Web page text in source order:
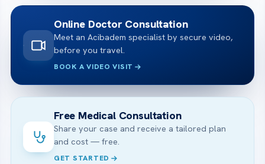
Online Doctor Consultation
Meet an Acibadem specialist by secure video,
before you travel.
BOOK A VIDEO VISIT
Free Medical Consultation
Share your case and receive a tailored plan
and cost — free.
GET STARTED